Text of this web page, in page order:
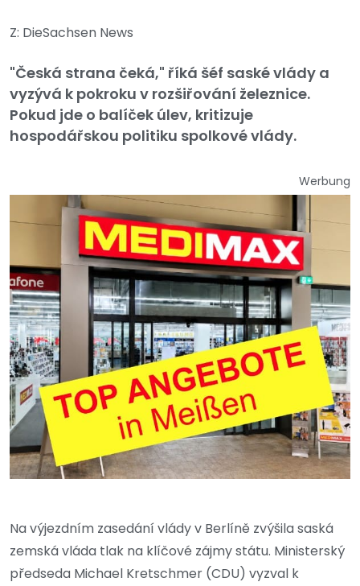
Z: DieSachsen News
"Česká strana čeká," říká šéf saské vlády a
vyzývá k pokroku v rozšiřování železnice.
Pokud jde o balíček úlev, kritizuje
hospodářskou politiku spolkové vlády.
Werbung
Na výjezdním zasedání vlády v Berlíně zvýšila saská
zemská vláda tlak na klíčové zájmy státu. Ministerský
předseda Michael Kretschmer (CDU) vyzval k